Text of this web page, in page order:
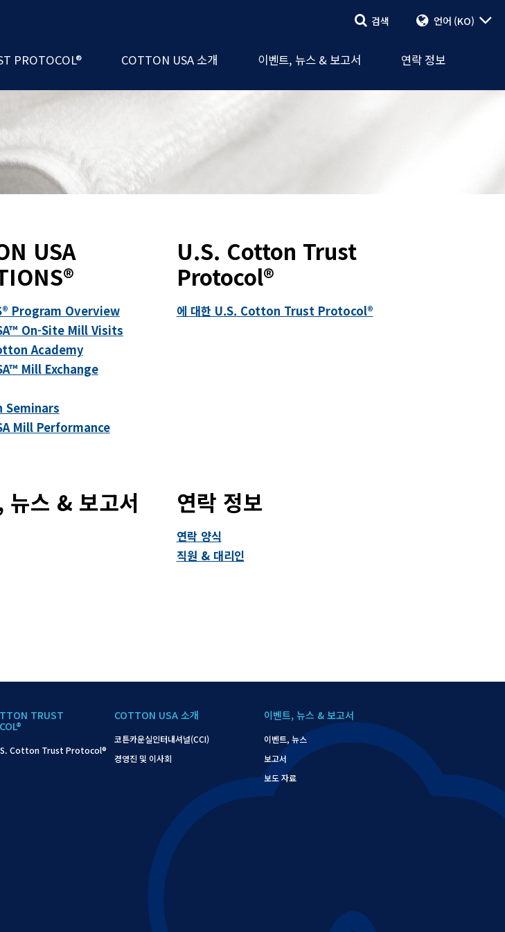
검색
검색 언어 (KO)
PROTOCOL® COTTON USA 소개
코튼카운실인터내셔널(CCI)
이벤트, 뉴스 & 보고서
보고서
연락 정보
연락 양식
USA
Program Overview
On-Site Mill Visits
Academy
Mill Exchange
Seminars
Mill Performance
U.S. Cotton Trust
Protocol®
에 대한 U.S. Cotton Trust Protocol®
뉴스 & 보고서 연락 정보
연락 양식
직원 & 대리인
TRUST
Cotton Trust Protocol®
COTTON USA 소개
코튼카운실인터내셔널(CCI)
경영진 및 이사회
이벤트, 뉴스 & 보고서
이벤트, 뉴스
보고서
보도 자료